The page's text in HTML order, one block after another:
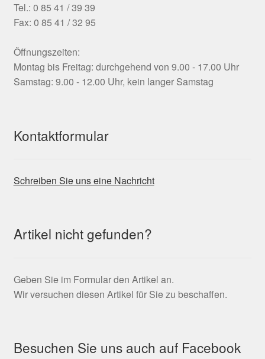
Tel.: 0 85 41 / 39 39
Fax: 0 85 41 / 32 95
Öffnungszeiten:
Montag bis Freitag: durchgehend von 9.00 - 17.00 Uhr
Samstag: 9.00 - 12.00 Uhr, kein langer Samstag
Kontaktformular
Schreiben Sie uns eine Nachricht
Artikel nicht gefunden?
Geben Sie im Formular den Artikel an.
Wir versuchen diesen Artikel für Sie zu beschaffen.
Besuchen Sie uns auch auf Facebook